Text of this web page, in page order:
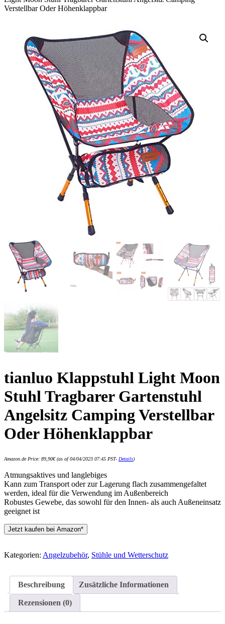
Verstellbar Oder Höhenklappbar
tianluo Klappstuhl Light Moon
Stuhl Tragbarer Gartenstuhl
Angelsitz Camping Verstellbar
Oder Höhenklappbar
Amazon.de Price: 89,90€(as of 04/04/2023 07:45 PST- Details)
Atmungsaktives und langlebiges
Kann zum Transport oder zur Lagerung flach zusammengefaltet
werden, ideal für die Verwendung im Außenbereich
Robustes Gewebe, das sowohl für den Innen- als auch Außeneinsatz
geeignet ist
Jetzt kaufen bei Amazon*
Kategorien: Angelzubehör, Stühle und Wetterschutz
Beschreibung Zusätzliche Informationen
Rezensionen (0)